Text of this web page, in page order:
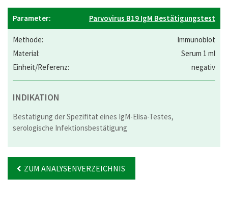
Parvovirus B19 IgM Bestätigungstest
Immunoblot
Serum 1 ml
negativ
INDIKATION
Bestätigung der Spezifität eines IgM-Elisa-Testes,
serologische Infektionsbestätigung
ZUM ANALYSENVERZEICHNIS